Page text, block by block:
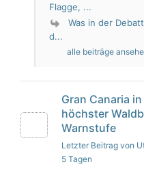
Flagge, ...
Was in der
d...
alle beiträge
Gran Canaria in
höchster
Warnstufe
Letzter Beitrag von
5 Tagen